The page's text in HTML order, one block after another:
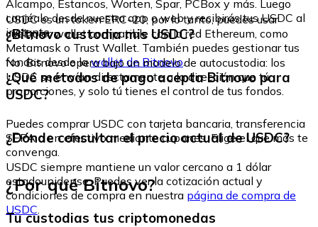
Alcampo, Estancos, Worten, Spar, PCBox y más. Luego
canjéalo desde nuestra app o web y recibirás tus USDC al
instante.
USDC es un token ERC-20, por lo tanto, puedes usar
cualquier wallet compatible con la red Ethereum, como
Metamask o Trust Wallet. También puedes gestionar tus
fondos desde lawallet de Bitnovo.
¿Bitnovo custodia mis USDC?
No. Bitnovo opera bajo un modelo de autocustodia: los
USDC se envían directamente a la dirección que tú
proporciones, y solo tú tienes el control de tus fondos.
¿Qué métodos de pago acepta Bitnovo para
USDC?
Puedes comprar USDC con tarjeta bancaria, transferencia
SEPA o en efectivo mediante cupones. Elige el que más te
convenga.
¿Dónde consultar el precio actual de USDC?
USDC siempre mantiene un valor cercano a 1 dólar
estadounidense. Puedes ver la cotización actual y
condiciones de compra en nuestra página de compra de
USDC.
¿Por qué Bitnovo?
Tu custodias tus criptomonedas